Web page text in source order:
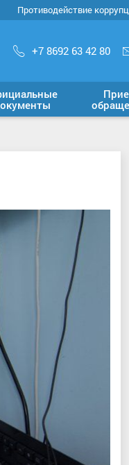
Противодействие
+7 8692 63 42 80